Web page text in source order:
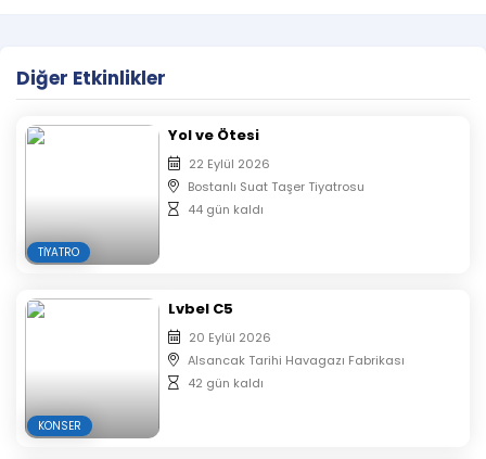
Diğer Etkinlikler
TIYATRO
Yol ve Ötesi
22 Eylül 2026
Bostanlı Suat Taşer Tiyatrosu
44 gün kaldı
KONSER
Lvbel C5
20 Eylül 2026
Alsancak Tarihi Havagazı Fabrikası
42 gün kaldı